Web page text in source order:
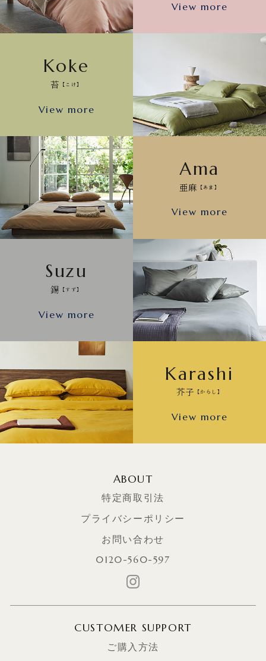
View more
Koke
苔 【こけ】
View more
Ama
亜麻 【あま】
View more
Suzu
錫 【すず】
View more
Karashi
芥子 【からし】
View more
ABOUT
特定商取引法
プライバシーポリシー
お問い合わせ
0120-560-597
CUSTOMER SUPPORT
ご購入方法